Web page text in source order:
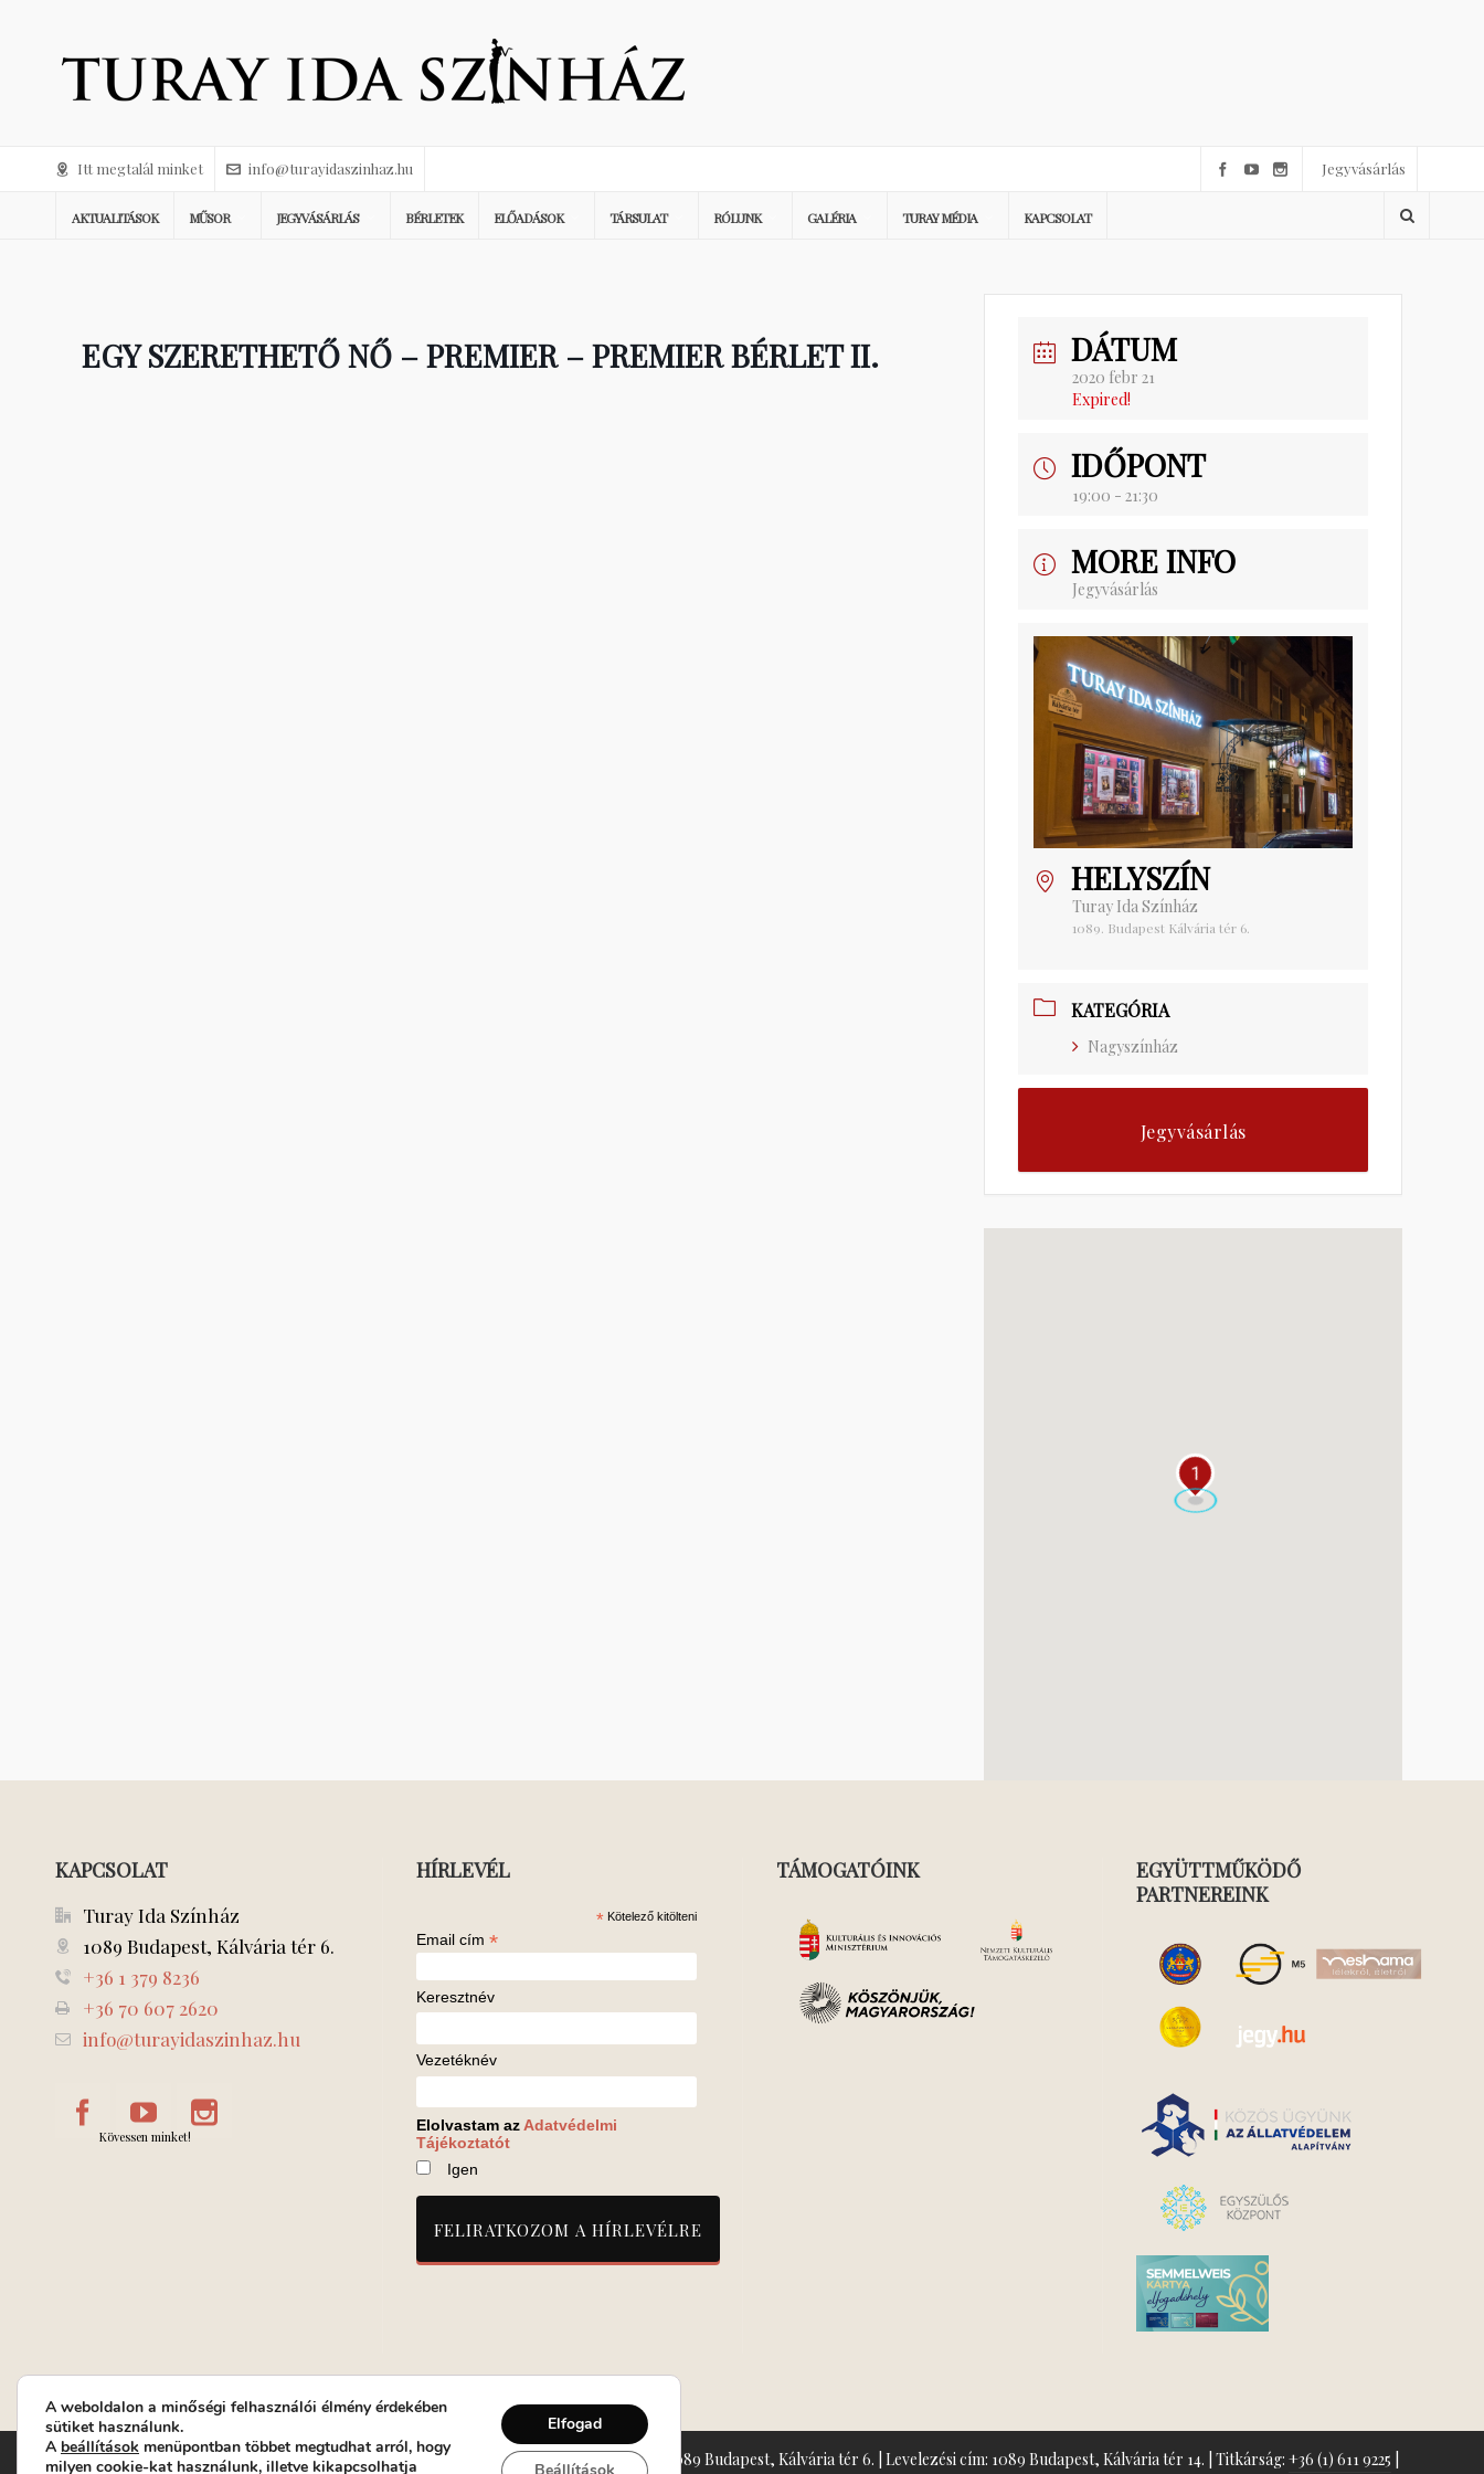
Itt megtalál minket info@turayidaszinhaz.hu Jegyvásárlás
AKTUALITÁSOK MŰSOR JEGYVÁSÁRLÁS BÉRLETEK ELŐADÁSOK TÁRSULAT RÓLUNK GALÉRIA TURAY MÉDIA KAPCSOLAT
EGY SZERETHETŐ NŐ – PREMIER – PREMIER BÉRLET II. DÁTUM
2020 febr 21
Expired!
IDŐPONT
19:00 - 21:30
MORE INFO
Jegyvásárlás
HELYSZÍN
Turay Ida Színház
1089. Budapest Kálvária tér 6.
KATEGÓRIA
Nagyszínház
Jegyvásárlás
1
KAPCSOLAT
Turay Ida Színház
1089 Budapest, Kálvária tér 6.
+36 1 379 8236
+36 70 607 2620
info@turayidaszinhaz.hu
Kövessen minket!
HÍRLEVÉL
* Kötelező kitölteni
Email cím *
Keresztnév
Vezetéknév
Elolvastam azAdatvédelmi
Tájékoztatót
Igen
TÁMOGATÓINK
EGYÜTTMŰKÖDŐ
PARTNEREINK
Turay Ida Színház Közhasznú Nonprofit Kft. | Működési helyszín: Turay Ida Színház 1089 Budapest, Kálvária tér 6. | Levelezési cím: 1089 Budapest, Kálvária tér 14. | Titkárság: +36 (1) 611 9225
A weboldalon a minőségi felhasználói élmény érdekében
sütiket használunk.
A beállítások menüpontban többet megtudhat arról, hogy
milyen cookie-kat használunk, illetve kikapcsolhatja
Elfogad